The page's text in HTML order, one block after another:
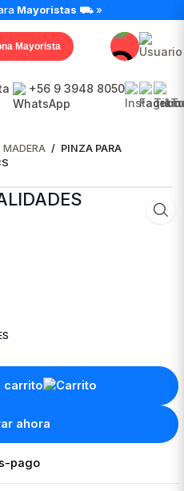
Mayoristas ⛟ »
Mayorista
+56 9 3948 8050
MADERA / PINZA PARA
carrito
ahora